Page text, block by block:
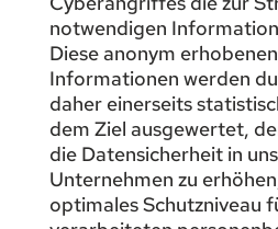
notwendigen
Diese anonym
Informationen werden
daher einerseits
dem Ziel ausgewertet,
die Datensicherheit in
Unternehmen zu
optimales Schutzniveau